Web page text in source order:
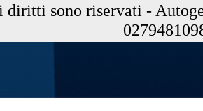
sono riservati -